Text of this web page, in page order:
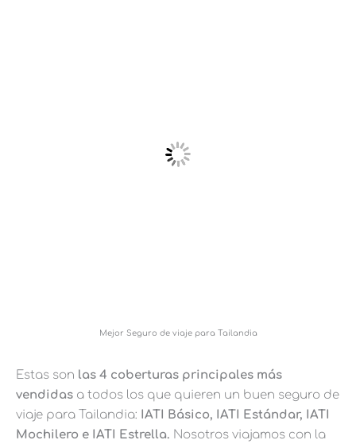
Mejor Seguro de viaje para Tailandia
Estas son las 4 coberturas principales más
vendidas a todos los que quieren un buen seguro de
viaje para Tailandia: IATI Básico, IATI Estándar, IATI
Mochilero e IATI Estrella. Nosotros viajamos con la